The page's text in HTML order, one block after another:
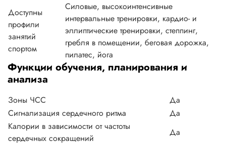
Доступны
профили
занятий
спортом
Силовые, высокоинтенсивные
интервальные тренировки, кардио- и
эллиптические тренировки, степпинг,
гребля в помещении, беговая дорожка,
пилатес, йога
Функции обучения, планирования и
анализа
Зоны ЧСС
Да
Сигнализация сердечного ритма
Да
Калории в зависимости от частоты
сердечных сокращений
Да